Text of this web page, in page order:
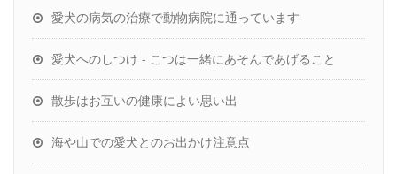
愛犬の病気の治療で動物病院に通っています
愛犬へのしつけ - こつは一緒にあそんであげること
散歩はお互いの健康によい思い出
海や山での愛犬とのお出かけ注意点